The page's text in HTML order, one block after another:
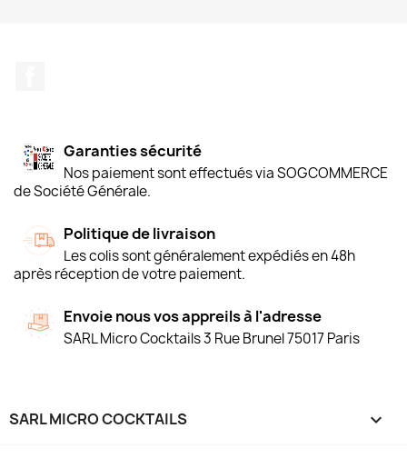
Garanties sécurité
Nos paiement sont effectués via SOGCOMMERCE
de Société Générale.
Politique de livraison
Les colis sont généralement expédiés en 48h
après réception de votre paiement.
Envoie nous vos appreils à l'adresse
SARL Micro Cocktails 3 Rue Brunel 75017 Paris
SARL MICRO COCKTAILS 